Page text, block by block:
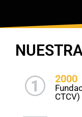
1 2000
CTCV)